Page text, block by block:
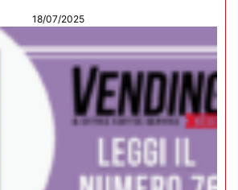
18/07/2025